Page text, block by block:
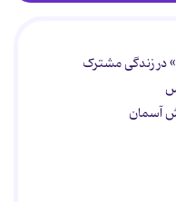
در زندگی مشترک
آسمان